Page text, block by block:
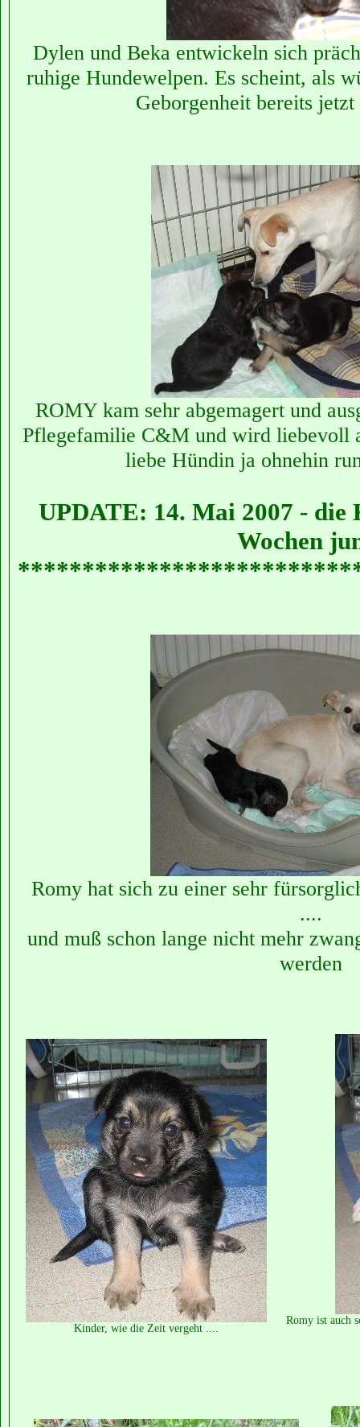
Dylen und Beka entwickeln sich
ruhige Hundewelpen. Es scheint, als
Geborgenheit bereits
ROMY kam sehr abgemagert und
Pflegefamilie C&M und wird liebevoll
liebe Hündin ja ohnehin
UPDATE: 14. Mai 2007 - die
Wochen
Romy hat sich zu einer sehr
....
und muß schon lange nicht mehr
werden
Kinder, wie die Zeit vergeht ....
Romy ist auch